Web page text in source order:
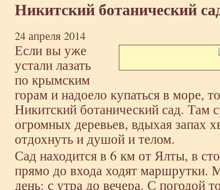
Никитский ботанический
24 апреля 2014
Если вы уже
устали лазать
по крымским
горам и надоело купаться в море,
Никитский ботанический сад. Там
огромных деревьев, вдыхая запах
отдохнуть и душой и телом.
Сад находится в 6 км от Ялты, в
прямо до входа ходят маршрутки.
день: с утра до вечера. С погодой